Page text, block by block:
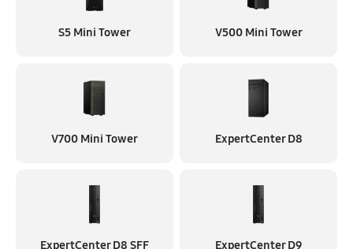
S5 Mini Tower V500 Mini Tower
V700 Mini Tower ExpertCenter D8
ExpertCenter D8 SFF ExpertCenter D9